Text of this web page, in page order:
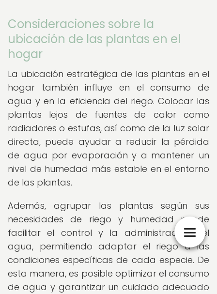
Consideraciones sobre la
ubicación de las plantas en el
hogar
La ubicación estratégica de las plantas en el
hogar también influye en el consumo de
agua y en la eficiencia del riego. Colocar las
plantas lejos de fuentes de calor como
radiadores o estufas, así como de la luz solar
directa, puede ayudar a reducir la pérdida
de agua por evaporación y a mantener un
nivel de humedad más estable en el entorno
de las plantas.
Además, agrupar las plantas según sus
necesidades de riego y humedad puede
facilitar el control y la administración del
agua, permitiendo adaptar el riego a las
condiciones específicas de cada especie. De
esta manera, es posible optimizar el consumo
de agua y garantizar un cuidado adecuado